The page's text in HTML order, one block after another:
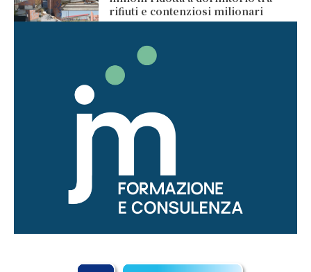
rifiuti e contenziosi milionari